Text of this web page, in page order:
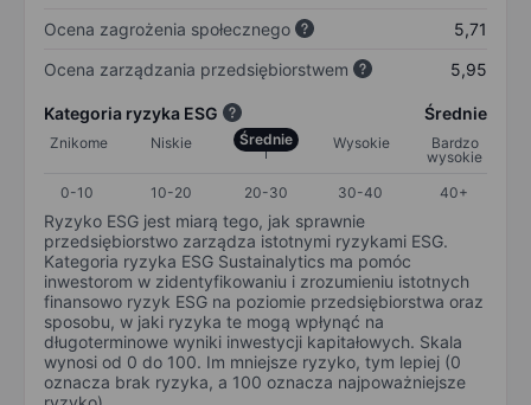
Ocena zagrożenia społecznego
5,71
Ocena zarządzania przedsiębiorstwem
5,95
Kategoria ryzyka ESG Średnie
Znikome Niskie Średnie Wysokie
Bardzo
wysokie
0-10
10-20 20-30 30-40 40+
Ryzyko ESG jest miarą tego, jak sprawnie
przedsiębiorstwo zarządza istotnymi ryzykami ESG.
Kategoria ryzyka ESG Sustainalytics ma pomóc
inwestorom w zidentyfikowaniu i zrozumieniu istotnych
finansowo ryzyk ESG na poziomie przedsiębiorstwa oraz
sposobu, w jaki ryzyka te mogą wpłynąć na
długoterminowe wyniki inwestycji kapitałowych. Skala
wynosi od 0 do 100. Im mniejsze ryzyko, tym lepiej (0
oznacza brak ryzyka, a 100 oznacza najpoważniejsze